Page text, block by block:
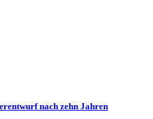
nach zehn Jahren